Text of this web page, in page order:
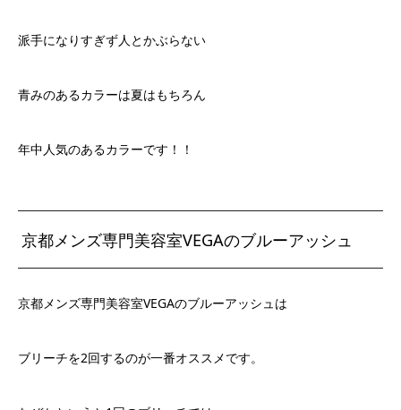
派手になりすぎず人とかぶらない
青みのあるカラーは夏はもちろん
年中人気のあるカラーです！！
京都メンズ専門美容室VEGAのブルーアッシュ
京都メンズ専門美容室VEGAのブルーアッシュは
ブリーチを2回するのが一番オススメです。